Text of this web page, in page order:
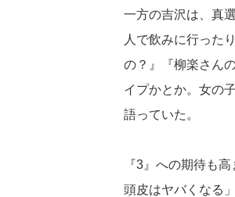
一方の吉沢は、真
人で飲みに行った
の？』『柳楽さん
イプかとか。女の
語っていた。
『3』への期待も
頭皮はヤバくなる